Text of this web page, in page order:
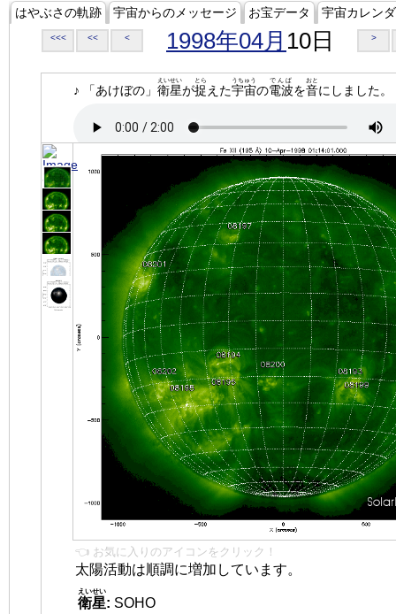
はやぶさの軌跡 宇宙からのメッセージ お宝データ 宇宙カレン
<<< << < 1998年04月 10日 >
♪ 「あけぼの」 衛星
えいせい
が捉
とら
えた宇宙
うちゅう
の電波
でんぱ
を音
おと
にしました。
👈 お気に入りのアイコンをクリック！
太陽活動は順調に増加しています。
衛星
えいせい
: SOHO